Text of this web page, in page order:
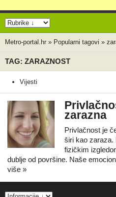
Metro-portal.hr » Popularni tagovi »
TAG: ZARAZNOST
Vijesti
zarazna
Privlačnost je
širi kao zaraza.
fizičkim
dublje od površine. Naše
više »